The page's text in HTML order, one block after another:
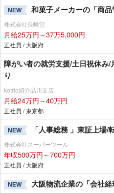
NEW 和菓子メーカーの「商
株式会社長崎堂
月給25万円～37万5,000円
正社員 / 大阪府
障がい者の就労支援/土日祝休み
り
kotrio紹介品川支店
月給24万円～40万円
正社員 / 東京都
NEW 「人事総務 」東証上場/
株式会社スーパーツール
年収500万円～700万円
正社員 / 大阪府
NEW 大阪物流企業の「会社